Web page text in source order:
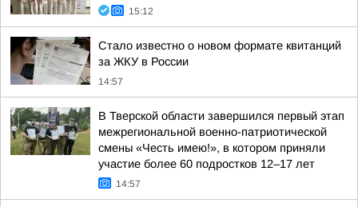
15:12
Стало известно о новом формате квитанций
за ЖКУ в России
14:57
В Тверской области завершился первый этап
межрегиональной военно-патриотической
смены «Честь имею!», в котором приняли
участие более 60 подростков 12–17 лет
14:57